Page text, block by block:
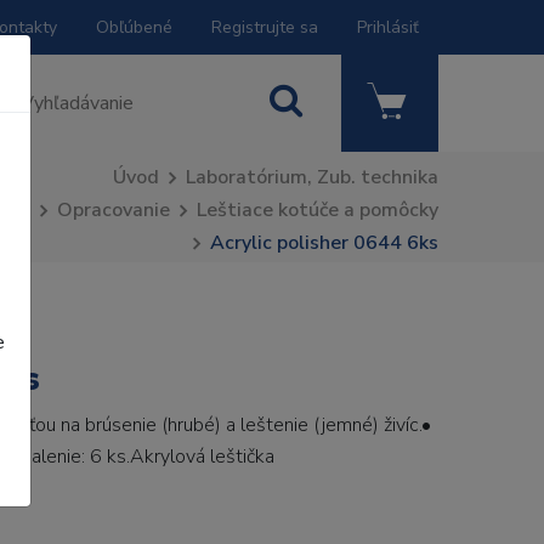
Obľúbené Registrujte sa Prihlásiť
Úvod
Laboratórium, Zub. technika
Opracovanie
Leštiace kotúče a pomôcky
Acrylic polisher 0644 6ks
na brúsenie (hrubé) a leštenie (jemné) živíc.•
Balenie: 6 ks.Akrylová leštička